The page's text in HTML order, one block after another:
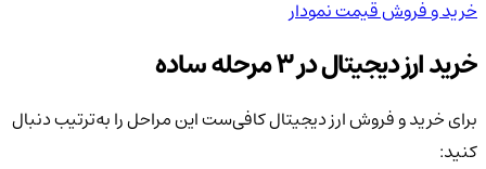
خرید و فروشقیمتنمودار
خرید ارز دیجیتال در 3 مرحله ساده
برای خرید و فروش ارز دیجیتال کافی‌ست این مراحل را به‌ترتیب دنبال
کنید: